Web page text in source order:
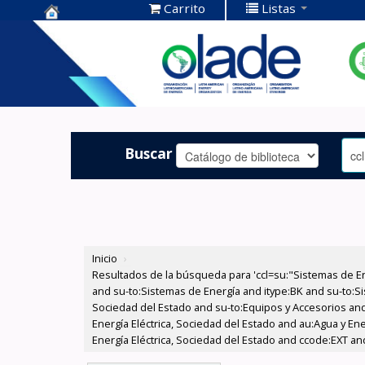
Centro de
Documentación
OLADE -
Carrito Listas
Buscar
Inicio ›
Resultados de la búsqueda para 'ccl=su:"Sistemas de
and su-to:Sistemas de Energía and itype:BK and su-
Sociedad del Estado and su-to:Equipos y Accesorios
Energía Eléctrica, Sociedad del Estado and au:Agua y
Energía Eléctrica, Sociedad del Estado and ccode:EXT